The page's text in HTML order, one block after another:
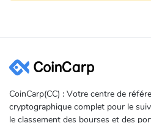
CoinCarp(CC) : Votre centre de
cryptographique complet pour le
le classement des bourses et des